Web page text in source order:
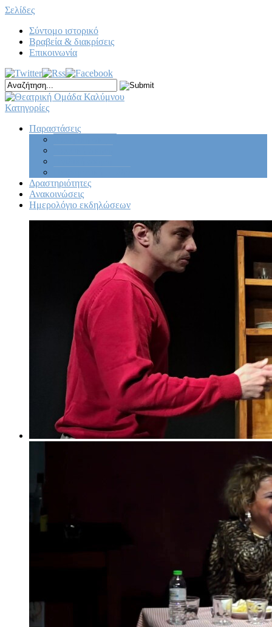
Σελίδες
Σύντομο ιστορικό
Βραβεία & διακρίσεις
Επικοινωνία
Κατηγορίες
Παραστάσεις
Δραστηριότητες
Ανακοινώσεις
Ημερολόγιο εκδηλώσεων